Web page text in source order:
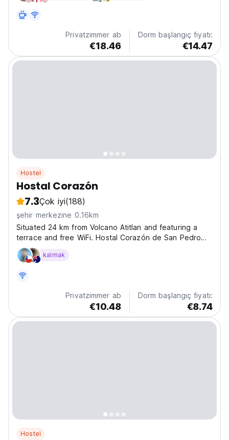
Privatzimmer ab
€18.46
Dorm başlangıç fiyatı:
€14.47
Hostel
Hostal Corazón
7.3Çok iyi(188)
şehir merkezine 0.16km
Situated 24 km from Volcano Atitlan and featuring a
terrace and free WiFi. Hostal Corazón de San Pedro
features accommodation in San Pedro La Laguna. We
offer private and shared rooms!! La Aurora Airport is
kalmak
Privatzimmer ab
€10.48
Dorm başlangıç fiyatı:
€8.74
Hostel